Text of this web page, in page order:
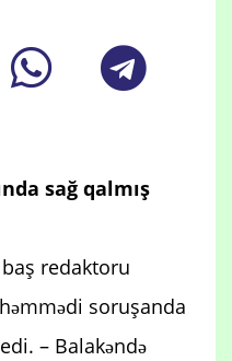
sağ qalmış
baş redaktoru
soruşanda
– Balakəndə